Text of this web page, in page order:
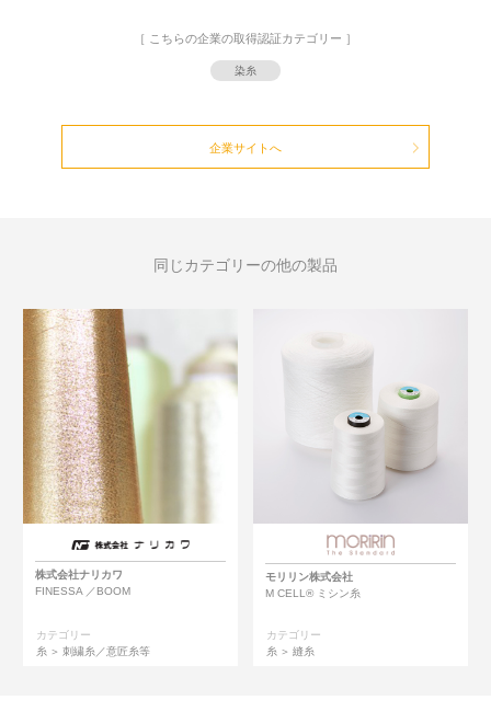
［ こちらの企業の取得認証カテゴリー ］
染糸
企業サイトへ
同じカテゴリーの他の製品
株式会社ナリカワ
FINESSA ／BOOM
カテゴリー
糸
刺繍糸／意匠糸等
モリリン株式会社
M CELL® ミシン糸
カテゴリー
糸
縫糸